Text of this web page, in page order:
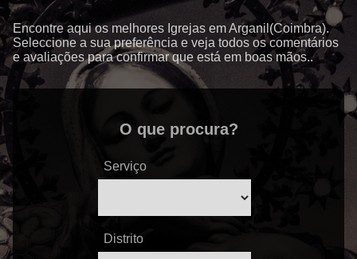
Encontre aqui os melhores Igrejas em Arganil(Coimbra).
Seleccione a sua preferência e veja todos os comentários
e avaliações para confirmar que está em boas mãos..
O que procura?
Serviço
Distrito